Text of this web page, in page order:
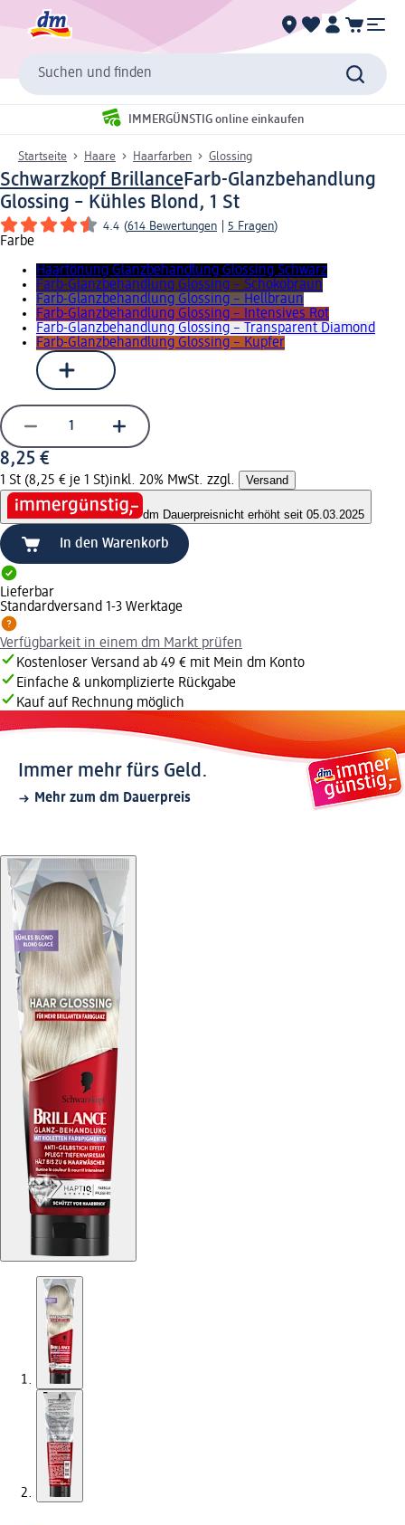
Suchen und finden
IMMERGÜNSTIG online einkaufen
Startseite Haare Haarfarben Glossing
Schwarzkopf BrillanceFarb-Glanzbehandlung
Glossing – Kühles Blond, 1 St
4.4 (614 Bewertungen 5 Fragen)
Farbe
Haartönung Glanzbehandlung Glossing Schwarz
Farb-Glanzbehandlung Glossing – Schokobraun
Farb-Glanzbehandlung Glossing – Hellbraun
Farb-Glanzbehandlung Glossing – Intensives Rot
Farb-Glanzbehandlung Glossing – Transparent Diamond
Farb-Glanzbehandlung Glossing – Kupfer
8,25 €
1 St (8,25 € je 1 St)inkl. 20% MwSt. zzgl. Versand
dm Dauerpreisnicht erhöht seit 05.03.2025
In den Warenkorb
Lieferbar
Standardversand 1-3 Werktage
Verfügbarkeit in einem dm Markt prüfen
Kostenloser Versand ab 49 € mit Mein dm Konto
Einfache & unkomplizierte Rückgabe
Kauf auf Rechnung möglich
Immer mehr fürs Geld.
Mehr zum dm Dauerpreis